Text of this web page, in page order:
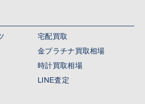
宅配買取
金プラチナ買取相場
時計買取相場
LINE査定